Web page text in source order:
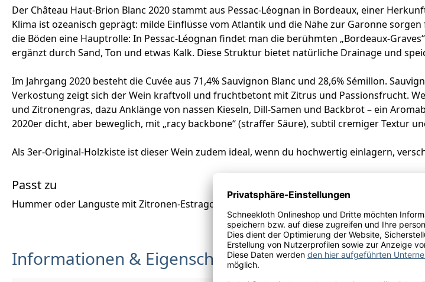
Der Château Haut-Brion Blanc 2020 stammt aus Pessac-Léognan in Bordeaux, einer
Klima ist ozeanisch geprägt: milde Einflüsse vom Atlantik und die Nähe zur Garonne
die Böden eine Hauptrolle: In Pessac-Léognan findet man die berühmten „Bordeaux-
ergänzt durch Sand, Ton und etwas Kalk. Diese Struktur bietet natürliche Drainage und
Im Jahrgang 2020 besteht die Cuvée aus 71,4% Sauvignon Blanc und 28,6% Sémillon.
Verkostung zeigt sich der Wein kraftvoll und fruchtbetont mit Zitrus und Passionsfrucht.
und Zitronengras, dazu Anklänge von nassen Kieseln, Dill-Samen und Backbrot – ein
2020er dicht, aber beweglich, mit „racy backbone“ (straffer Säure), subtil cremiger Textur
Als 3er-Original-Holzkiste ist dieser Wein zudem ideal, wenn du hochwertig einlagern,
Passt zu
Hummer oder Languste mit Zitronen-Estragon-Butter, Spargel mit Mandeln und
Informationen & Eigenschaften